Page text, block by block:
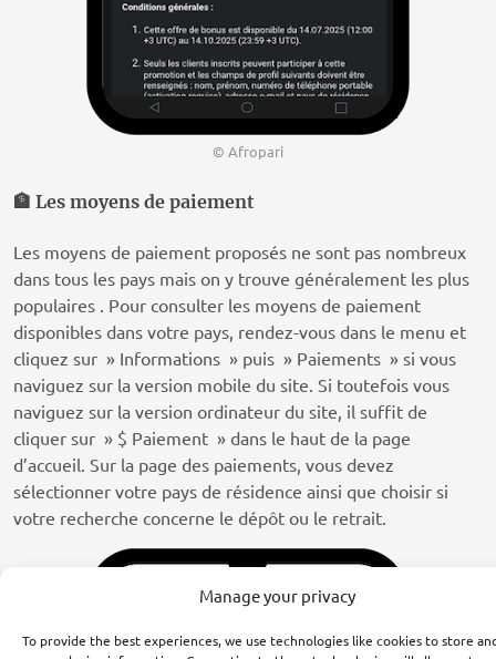
Manage your privacy
To provide the best experiences, we use technologies like cookies to store
© Afropari
🏦 Les moyens de paiement
Les moyens de paiement proposés ne sont pas nombreux
dans tous les pays mais on y trouve généralement les plus
populaires . Pour consulter les moyens de paiement
disponibles dans votre pays, rendez-vous dans le menu et
cliquez sur » Informations » puis » Paiements » si vous
naviguez sur la version mobile du site. Si toutefois vous
naviguez sur la version ordinateur du site, il suffit de
cliquer sur » $ Paiement » dans le haut de la page
d’accueil. Sur la page des paiements, vous devez
sélectionner votre pays de résidence ainsi que choisir si
votre recherche concerne le dépôt ou le retrait.